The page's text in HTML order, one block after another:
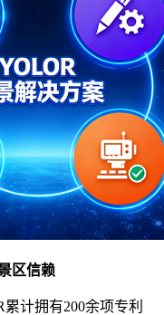
区信赖
计拥有200余项专利